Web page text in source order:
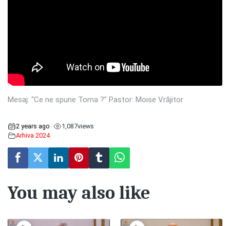
Mesaj: “Ce ne spune Toma ?” Pastor: Moise Vrăjitor
2 years ago • 1,087views
Arhiva 2024
You may also like